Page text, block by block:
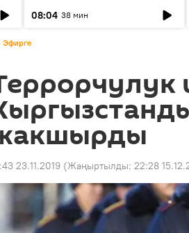
08:04 38 мин
Эфирге
23.11.2019 (Жаңыртылды: 22:28